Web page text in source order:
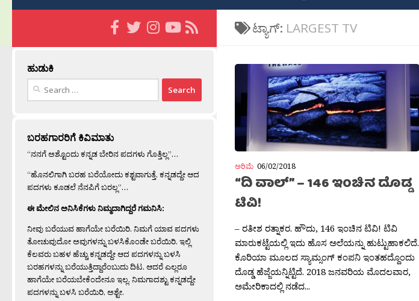
ಟ್ಯಾಗ್: LARGEST TV
ಅರಿಮೆ 06/02/2018
“ದಿ ವಾಲ್” – 146 ಇಂಚಿನ ದೊಡ್ಡ
ಟಿವಿ!
– ರತೀಶ ರತ್ನಾಕರ. ಹೌದು, 146 ಇಂಚಿನ ಟಿವಿ! ಟಿವಿ
ಮಾರುಕಟ್ಟೆಯಲ್ಲಿ ಇದು ಹೊಸ ಅಲೆಯನ್ನು ಹುಟ್ಟುಹಾಕಲಿದೆ.
ಕೊರಿಯಾ ಮೂಲದ ಸ್ಯಾಮ್ಸಂಗ್ ಕಂಪನಿ ಇಂತಹದ್ದೊಂದು
ದೊಡ್ಡ ಹೆಜ್ಜೆಯನ್ನಿಟ್ಟಿದೆ. ‍2018 ಜನವರಿಯ ಮೊದಲವಾರ,
ಅಮೇರಿಕಾದಲ್ಲಿ ನಡೆದ...
ಹುಡುಕಿ
Search
ಬರಹಗಾರರಿಗೆ ಕಿವಿಮಾತು
“ನನಗೆ ಅಶ್ಟೊಂದು ಕನ್ನಡ ಬೇರಿನ ಪದಗಳು ಗೊತ್ತಿಲ್ಲ”…
“ಹೊನಲಿಗಾಗಿ ಬರಹ ಬರೆಯೋದು ಕಶ್ಟವಾಗುತ್ತೆ. ಕನ್ನಡದ್ದೇ ಆದ
ಪದಗಳು ಕೂಡಲೆ ನೆನಪಿಗೆ ಬರಲ್ಲ”…
ಈ ಮೇಲಿನ ಅನಿಸಿಕೆಗಳು ನಿಮ್ಮದಾಗಿದ್ದರೆ ಗಮನಿಸಿ:
ನೀವು ಬರೆಯುವ ಹಾಗೆಯೇ ಬರೆಯಿರಿ. ನಿಮಗೆ ಯಾವ ಪದಗಳು
ತೋಚುವುದೋ ಅವುಗಳನ್ನು ಬಳಸಿಕೊಂಡೇ ಬರೆಯಿರಿ. ಇಲ್ಲಿ
ಕೆಲವರು ಬಹಳ ಹೆಚ್ಚು ಕನ್ನಡದ್ದೇ ಆದ ಪದಗಳನ್ನು ಬಳಸಿ
ಬರಹಗಳನ್ನು ಬರೆಯುತ್ತಿದ್ದಾರೆಂಬುದು ದಿಟ. ಆದರೆ ಎಲ್ಲರೂ
ಹಾಗೆಯೇ ಬರೆಯಬೇಕೆಂದೇನೂ ಇಲ್ಲ. ನಿಮಗಾದಶ್ಟು ಕನ್ನಡದ್ದೇ
ಪದಗಳನ್ನು ಬಳಸಿ ಬರೆಯಿರಿ, ಅಶ್ಟೇ.